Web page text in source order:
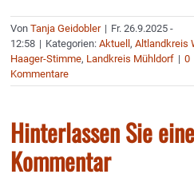
VonTanja Geidobler | Fr. 26.9.2025 -
12:58 | Kategorien:Aktuell,Altlandkreis
Haager-Stimme, Landkreis Mühldorf | 0
Kommentare
Hinterlassen Sie
Kommentar